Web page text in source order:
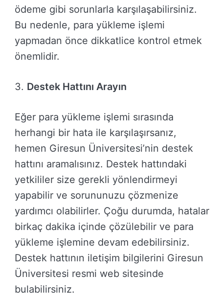
ödeme gibi sorunlarla karşılaşabilirsiniz.
Bu nedenle, para yükleme işlemi
yapmadan önce dikkatlice kontrol etmek
önemlidir.
3. Destek Hattını Arayın
Eğer para yükleme işlemi sırasında
herhangi bir hata ile karşılaşırsanız,
hemen Giresun Üniversitesi’nin destek
hattını aramalısınız. Destek hattındaki
yetkililer size gerekli yönlendirmeyi
yapabilir ve sorununuzu çözmenize
yardımcı olabilirler. Çoğu durumda, hatalar
birkaç dakika içinde çözülebilir ve para
yükleme işlemine devam edebilirsiniz.
Destek hattının iletişim bilgilerini Giresun
Üniversitesi resmi web sitesinde
bulabilirsiniz.